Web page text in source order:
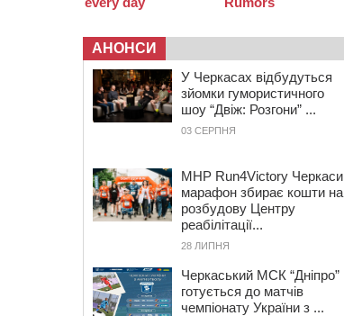
АНОНСИ
У Черкасах відбудуться
зйомки гумористичного
шоу “Двіж: Розгони” ...
03 СЕРПНЯ
MHP Run4Victory Черкаси
марафон збирає кошти на
розбудову Центру
реабілітації...
28 ЛИПНЯ
Черкаський МСК “Дніпро”
готується до матчів
чемпіонату України з ...